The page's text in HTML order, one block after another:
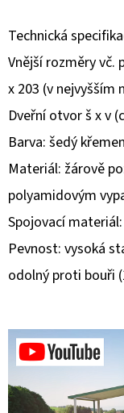
Technická
Vnější rozměry vč.
x 203 (v nejvyšším
Dveřní otvor š x v
Barva: šedý
Materiál: žárově
polyamidovým
Spojovací
Pevnost: vysoká
odolný proti bouři
D
O
P
O
R
U
Č
J
E
M
E